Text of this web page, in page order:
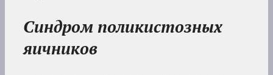
Синдром поликистозных
яичников